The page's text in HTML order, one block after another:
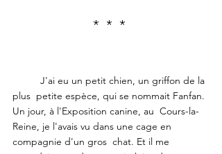
*  *  *
plus  petite espèce, qui se nommait Fanfan.
Un jour, à l'Exposition canine, au  Cours-la-
Reine, je l'avais vu dans une cage en
compagnie d'un gros  chat. Et il me